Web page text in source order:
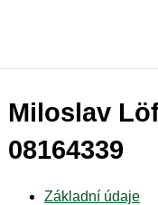
Miloslav
08164339
Základní údaje